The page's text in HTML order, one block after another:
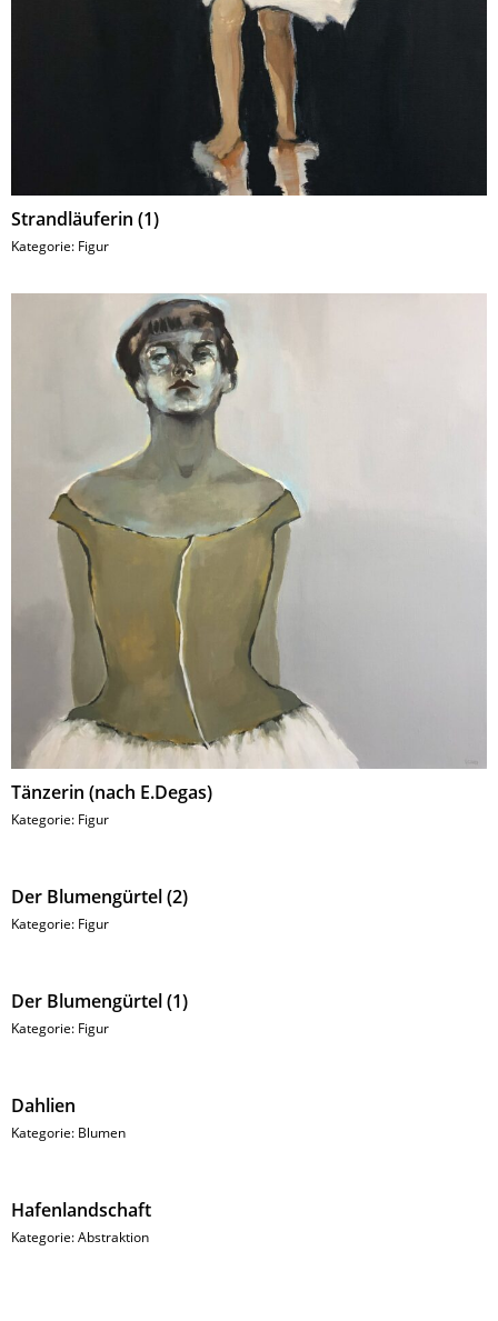
Strandläuferin (1)
Kategorie: Figur
Tänzerin (nach E.Degas)
Kategorie: Figur
Der Blumengürtel (2)
Kategorie: Figur
Der Blumengürtel (1)
Kategorie: Figur
Dahlien
Kategorie: Blumen
Hafenlandschaft
Kategorie:Abstraktion